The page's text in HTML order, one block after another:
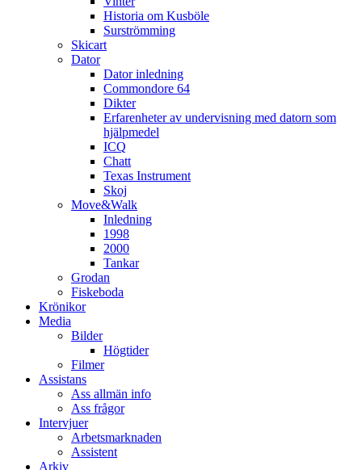
Historia om Kusböle
Surströmming
Skicart
Dator
Dator inledning
Commondore 64
Dikter
Erfarenheter av undervisning med datorn som
hjälpmedel
ICQ
Chatt
Texas Instrument
Skoj
Move&Walk
Inledning
1998
2000
Tankar
Grodan
Fiskeboda
Krönikor
Media
Bilder
Högtider
Filmer
Assistans
Ass allmän info
Ass frågor
Intervjuer
Arbetsmarknaden
Assistent
Arkiv